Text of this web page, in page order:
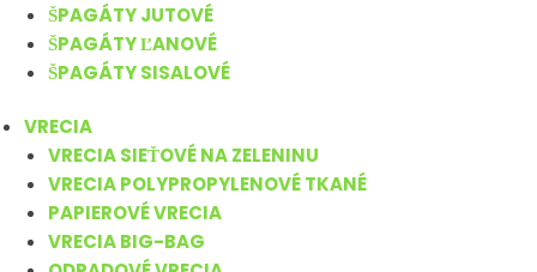
ŠPAGÁTY JUTOVÉ
ŠPAGÁTY ĽANOVÉ
ŠPAGÁTY SISALOVÉ
VRECIA
VRECIA SIEŤOVÉ NA ZELENINU
VRECIA POLYPROPYLENOVÉ TKANÉ
PAPIEROVÉ VRECIA
VRECIA BIG-BAG